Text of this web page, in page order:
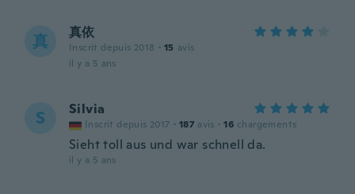
真 真依
Inscrit depuis 2018 · 15 avis
il y a 5 ans
S Silvia
Inscrit depuis 2017 · 187 avis · 16 chargements
Sieht toll aus und war schnell da.
il y a 5 ans